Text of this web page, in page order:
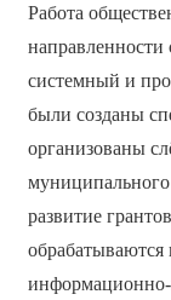
Работа
направленности
системный и
были созданы
организованы
развитие